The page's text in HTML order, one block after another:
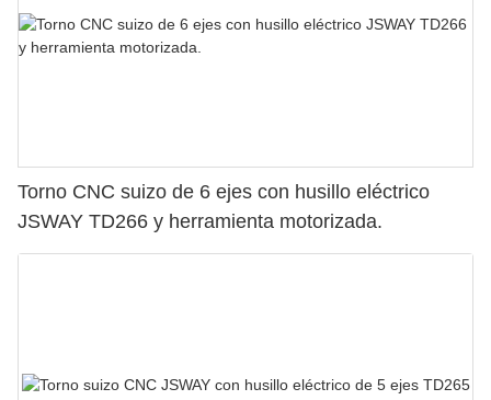
Torno CNC suizo de 6 ejes con husillo eléctrico
JSWAY TD266 y herramienta motorizada.